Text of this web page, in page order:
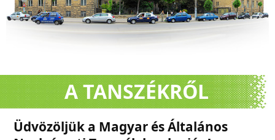
A TANSZÉKRŐL
Üdvözöljük a Magyar és Általános